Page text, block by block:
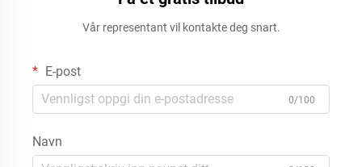
Vår representant vil kontakte deg snart.
E-post
0/100
Navn